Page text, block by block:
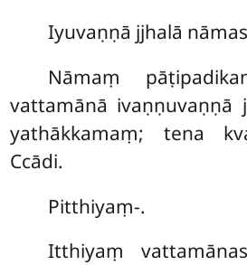
Iyuvaṇṇā jjhalā
Nāmaṃ
vattamānā ivaṇṇuvaṇṇā
yathākkamaṃ; tena
Ccādi.
Pitthiyaṃ-.
Itthiyaṃ